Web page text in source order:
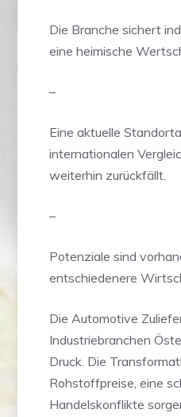
Die Branche sichert
eine heimische
–
Eine aktuelle
internationalen
weiterhin zurückfällt.
–
Potenziale sind
entschiedenere
Die Automotive
Industriebranchen
Druck. Die
Rohstoffpreise, eine
Handelskonflikte